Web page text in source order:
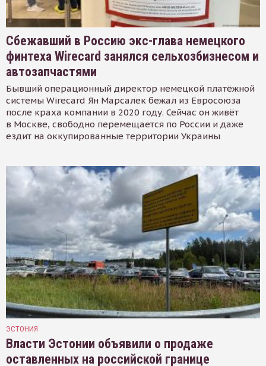
Сбежавший в Россию экс-глава немецкого
финтеха Wirecard занялся сельхозбизнесом и
автозапчастями
Бывший операционный директор немецкой платёжной
системы Wirecard Ян Марсалек бежал из Евросоюза
после краха компании в 2020 году. Сейчас он живёт
в Москве, свободно перемещается по России и даже
ездит на оккупированные территории Украины
ЭСТОНИЯ
Власти Эстонии объявили о продаже
оставленных на российской границе